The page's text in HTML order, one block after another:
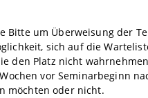
Bitte um Überweisung der
sich auf die
den Platz nicht
vor Seminarbeginn
möchten oder nicht.